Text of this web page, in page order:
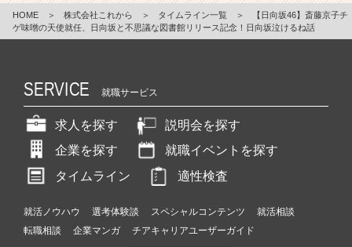
HOME ＞ 株式会社これから ＞ タイムライン一覧 ＞
【日向坂46】斎藤京子チ
ゲ味噌の天使就任、日向坂と不思議な図書館リリース記念！日向坂泣けるね話
SERVICE 就職サービス
求人を探す
説明会を探す
企業を探す
就職イベントを探す
タイムライン
適性検査
就活ノウハウ 選考体験談 スペシャルコンテンツ
就活相談
転職相談
企業マンガ チアキャリアユーザーガイド